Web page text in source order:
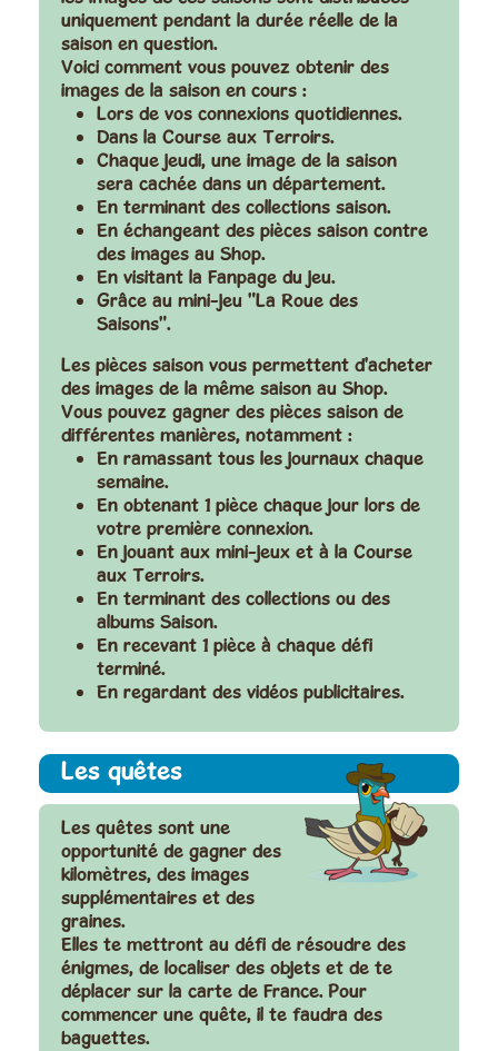
uniquement pendant la durée réelle de la
saison en question.
Voici comment vous pouvez obtenir des
images de la saison en cours :
Lors de vos connexions quotidiennes.
Dans la Course aux Terroirs.
Chaque jeudi, une image de la saison
sera cachée dans un département.
En terminant des collections saison.
En échangeant des pièces saison contre
des images au Shop.
En visitant la Fanpage du jeu.
Grâce au mini-jeu "La Roue des
Saisons".
Les pièces saison vous permettent d'acheter
des images de la même saison au Shop.
Vous pouvez gagner des pièces saison de
différentes manières, notamment :
En ramassant tous les journaux chaque
semaine.
En obtenant 1 pièce chaque jour lors de
votre première connexion.
En jouant aux mini-jeux et à la Course
aux Terroirs.
En terminant des collections ou des
albums Saison.
En recevant 1 pièce à chaque défi
terminé.
En regardant des vidéos publicitaires.
Les quêtes
Les quêtes sont une
opportunité de gagner des
kilomètres, des images
supplémentaires et des
graines.
Elles te mettront au défi de résoudre des
énigmes, de localiser des objets et de te
déplacer sur la carte de France. Pour
commencer une quête, il te faudra des
baguettes.